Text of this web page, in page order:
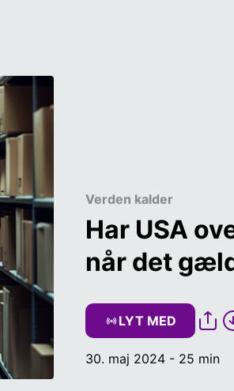
Verden kalder
Har USA
LYT MED
30. maj 2024 - 25 min